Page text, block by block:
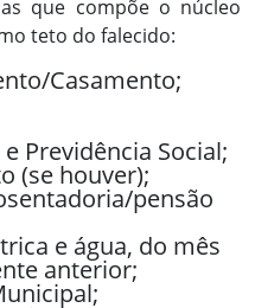
que compõe o núcleo
teto do falecido:
Casamento;
Previdência Social;
(se houver);
pensão
e água, do mês
anterior;